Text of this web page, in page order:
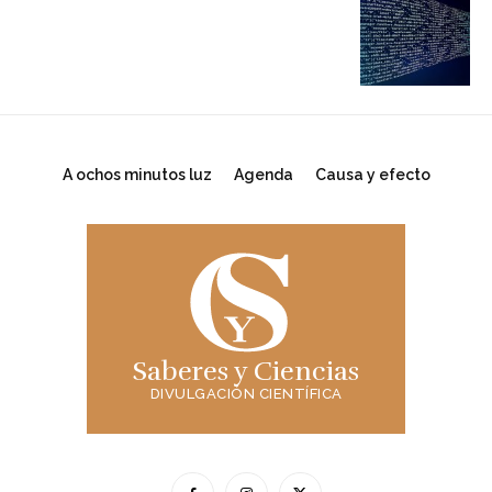
A ochos minutos luz Agenda Causa y efecto
Saberes y Ciencias
DIVULGACIÓN CIENTÍFICA